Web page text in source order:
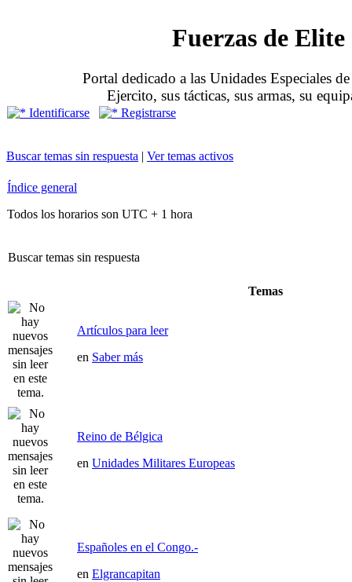
Fuerzas de Elite
Portal dedicado a las Unidades Especiales
Ejercito, sus tácticas, sus armas, su
Identificarse Registrarse
Buscar temas sin respuesta | Ver temas activos
Índice general
Todos los horarios son UTC + 1 hora
Buscar temas sin respuesta
Temas
Artículos para leer
en Saber más
Reino de Bélgica
en Unidades Militares Europeas
Españoles en el Congo.-
en Elgrancapitan